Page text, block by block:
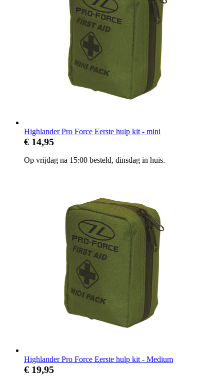
Highlander Pro Force Eerste hulp kit - mini
€ 14,95
Op vrijdag na 15:00 besteld, dinsdag in huis.
Highlander Pro Force Eerste hulp kit - Medium
€ 19,95